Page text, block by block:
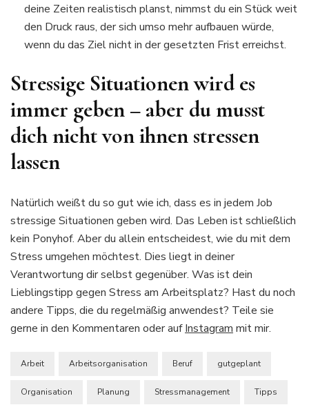
deine Zeiten realistisch planst, nimmst du ein Stück weit
den Druck raus, der sich umso mehr aufbauen würde,
wenn du das Ziel nicht in der gesetzten Frist erreichst.
Stressige Situationen wird es
immer geben – aber du musst
dich nicht von ihnen stressen
lassen
Natürlich weißt du so gut wie ich, dass es in jedem Job
stressige Situationen geben wird. Das Leben ist schließlich
kein Ponyhof. Aber du allein entscheidest, wie du mit dem
Stress umgehen möchtest. Dies liegt in deiner
Verantwortung dir selbst gegenüber. Was ist dein
Lieblingstipp gegen Stress am Arbeitsplatz? Hast du noch
andere Tipps, die du regelmäßig anwendest? Teile sie
gerne in den Kommentaren oder aufInstagram mit mir.
Arbeit Arbeitsorganisation Beruf gutgeplant
Organisation Planung Stressmanagement Tipps